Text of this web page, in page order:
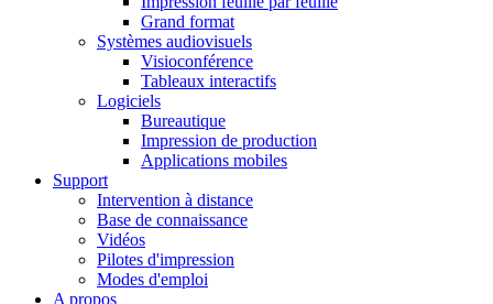
Grand format
Systèmes audiovisuels
Visioconférence
Tableaux interactifs
Logiciels
Bureautique
Impression de production
Applications mobiles
Support
Intervention à distance
Base de connaissance
Vidéos
Pilotes d'impression
Modes d'emploi
A propos